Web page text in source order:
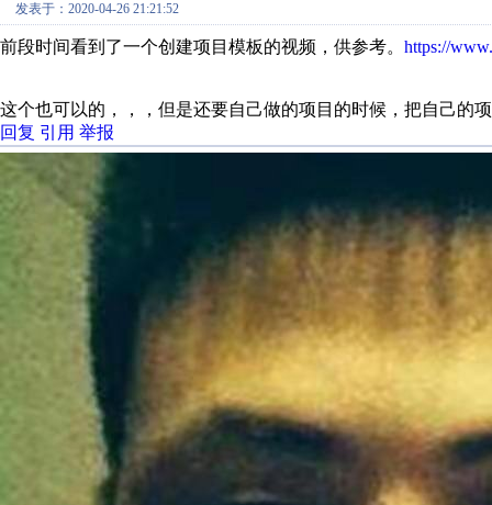
发表于：2020-04-26 21:21:52
前段时间看到了一个创建项目模板的视频，供参考。 https://
这个也可以的，，，但是还要自己做的项目的时候，把自己的
回复 引用 举报